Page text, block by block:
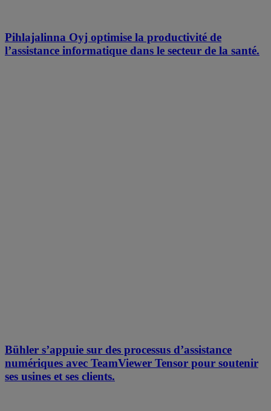
Pihlajalinna Oyj optimise la productivité de
l’assistance informatique dans le secteur de la santé.
Bühler s’appuie sur des processus d’assistance
numériques avec TeamViewer Tensor pour soutenir
ses usines et ses clients.